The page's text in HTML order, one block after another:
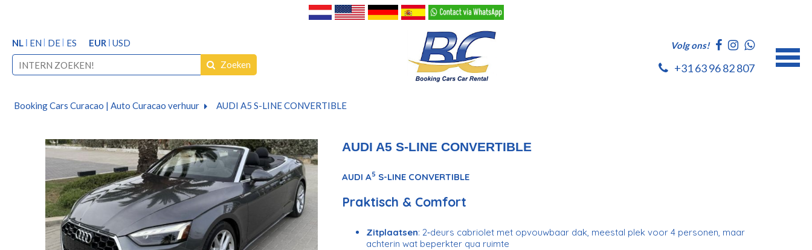
NL EN DE ES EUR USD
Zoeken
Volg ons!
+31 63 96 82 807
Booking Cars Curacao | Auto Curacao verhuur AUDI A5 S-LINE CONVERTIBLE
AUDI A5 S-LINE CONVERTIBLE
AUDI A5 S-LINE CONVERTIBLE
Praktisch & Comfort
Zitplaatsen: 2‑deurs cabriolet met opvouwbaar dak, meestal plek voor 4 personen, maar
achterin wat beperkter qua ruimte